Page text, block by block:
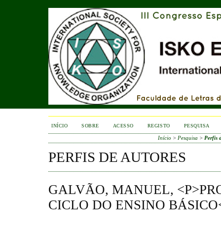
INÍCIO SOBRE ACESSO REGISTO PESQUISA
Início > Pesquisa > Perfis
PERFIS DE AUTORES
GALVÃO, MANUEL,
CICLO DO ENSINO